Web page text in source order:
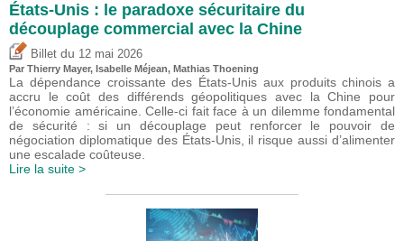
États-Unis : le paradoxe sécuritaire du
découplage commercial avec la Chine
Billet du 12 mai 2026
Par Thierry Mayer, Isabelle Méjean, Mathias Thoening
La dépendance croissante des États-Unis aux produits chinois a
accru le coût des différends géopolitiques avec la Chine pour
l’économie américaine. Celle-ci fait face à un dilemme fondamental
de sécurité : si un découplage peut renforcer le pouvoir de
négociation diplomatique des États-Unis, il risque aussi d’alimenter
une escalade coûteuse.
Lire la suite >